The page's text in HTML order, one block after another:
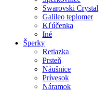
Swarovski Crystal
Galileo teplomer
Kľúčenka
Iné
Šperky
Retiazka
Prsteň
Náušnice
Prívesok
Náramok